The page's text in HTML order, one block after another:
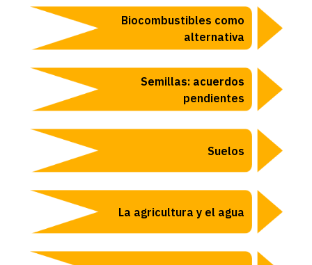
Biocombustibles como
alternativa
Semillas: acuerdos
pendientes
Suelos
La agricultura y el agua